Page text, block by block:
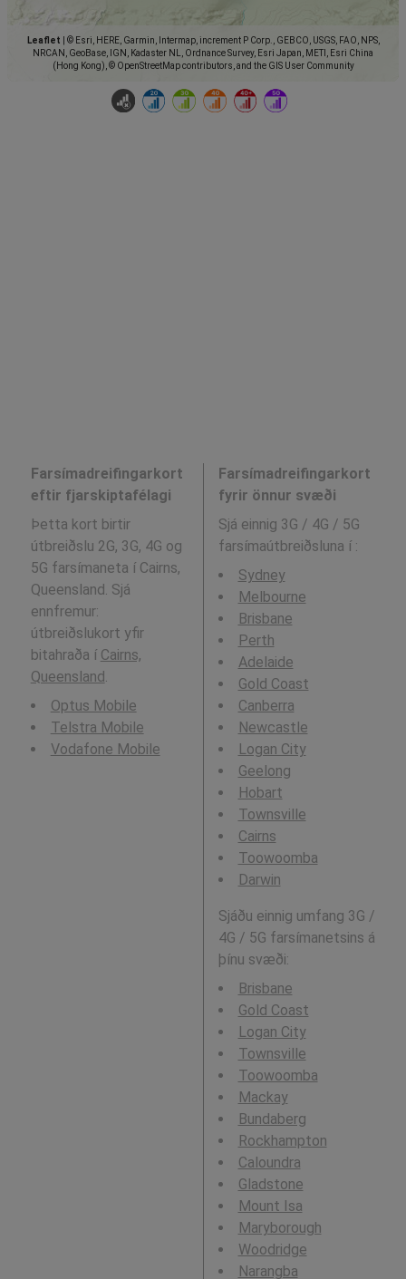
Leaflet
© Esri, HERE, Garmin, Intermap, increment P Corp., GEBCO, USGS, FAO, NPS,
NRCAN, GeoBase, IGN, Kadaster NL, Ordnance Survey, Esri Japan, METI, Esri China
(Hong Kong), © OpenStreetMap contributors, and the GIS User Community
Farsímadreifingarkort
eftir fjarskiptafélagi
Þetta kort birtir
útbreiðslu 2G, 3G, 4G og
5G farsímaneta í Cairns,
Queensland. Sjá
ennfremur:
útbreiðslukort yfir
bitahraða í Cairns,
Queensland.
Optus Mobile
Telstra Mobile
Vodafone Mobile
Farsímadreifingarkort
fyrir önnur svæði
Sjá einnig 3G / 4G / 5G
farsímaútbreiðsluna í :
Sydney
Melbourne
Brisbane
Perth
Adelaide
Gold Coast
Canberra
Newcastle
Logan City
Geelong
Hobart
Townsville
Cairns
Toowoomba
Darwin
Sjáðu einnig umfang 3G /
4G / 5G farsímanetsins á
þínu svæði:
Brisbane
Gold Coast
Logan City
Townsville
Toowoomba
Mackay
Bundaberg
Rockhampton
Caloundra
Gladstone
Mount Isa
Maryborough
Woodridge
Narangba